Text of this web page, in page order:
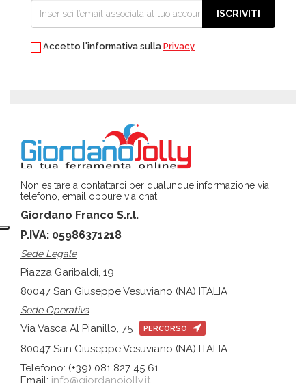
ISCRIVITI
Accetto l'informativa sulla Privacy
Non esitare a contattarci per qualunque informazione via
telefono, email oppure via chat.
Giordano Franco S.r.l.
P.IVA: 05986371218
Sede Legale
Piazza Garibaldi, 19
80047 San Giuseppe Vesuviano (NA) ITALIA
Sede Operativa
Via Vasca Al Pianillo, 75 PERCORSO
80047 San Giuseppe Vesuviano (NA) ITALIA
Telefono: (+39) 081 827 45 61
Email: info@giordanojolly.it